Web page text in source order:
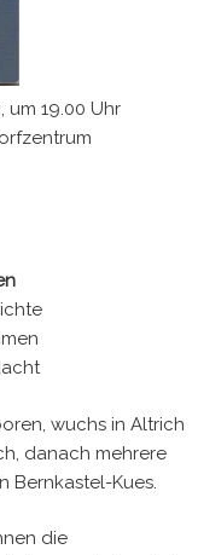
um 19.00 Uhr
wuchs in Altrich
danach mehrere
Bernkastel-Kues.
die